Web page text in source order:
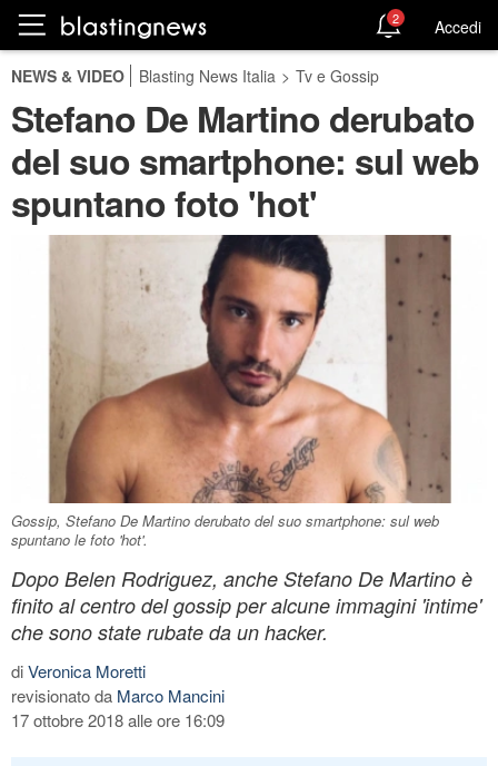
2 Accedi
NEWS & VIDEO Blasting News Italia > Tv e Gossip
Stefano De Martino derubato
del suo smartphone: sul web
spuntano foto 'hot'
Gossip, Stefano De Martino derubato del suo smartphone: sul web
spuntano le foto 'hot'.
Dopo Belen Rodriguez, anche Stefano De Martino è
finito al centro del gossip per alcune immagini 'intime'
che sono state rubate da un hacker.
diVeronica Moretti
revisionato da Marco Mancini
17 ottobre 2018 alle ore 16:09